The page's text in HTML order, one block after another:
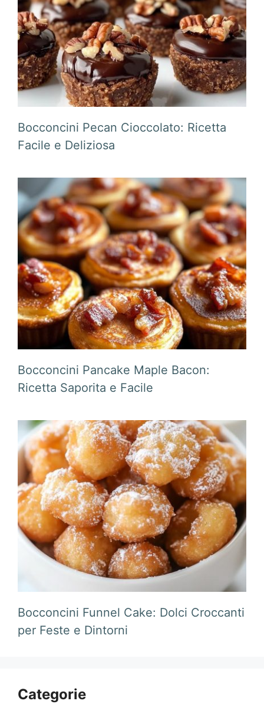
Bocconcini Pecan Cioccolato: Ricetta
Facile e Deliziosa
Bocconcini Pancake Maple Bacon:
Ricetta Saporita e Facile
Bocconcini Funnel Cake: Dolci Croccanti
per Feste e Dintorni
Categorie